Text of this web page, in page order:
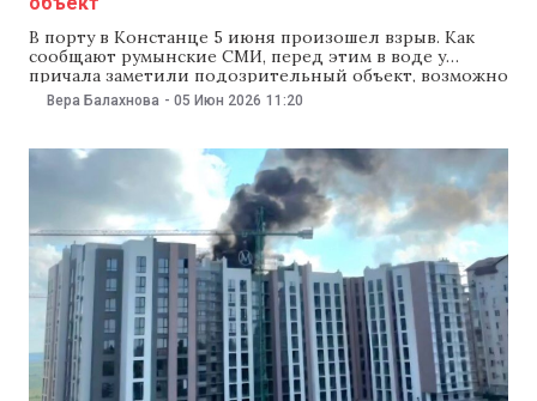
В порту в Констанце 5 июня произошел взрыв. Как
сообщают румынские СМИ, перед этим в воде у
причала заметили подозрительный объект, возможно
морской дрон. В порту объявили повышенную
готовность и проводят проверку. По
возле нефтяных терминалов, недалеко от офиса
Агентства спасения на море (ARSVOM). «Пока неясно,
Вера Балахнова - 05 Июн 2026 11:20